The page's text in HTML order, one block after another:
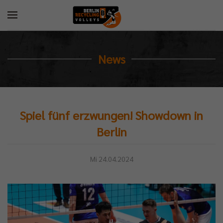
News
Spiel fünf erzwungen! Showdown in
Berlin
Mi 24.04.2024